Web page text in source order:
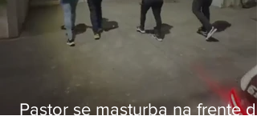
Pastor se masturba na frente de